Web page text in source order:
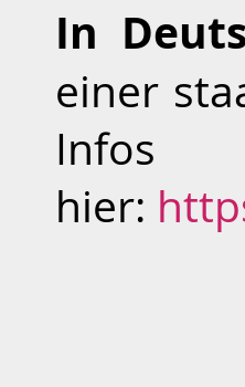
In
einer
hier: